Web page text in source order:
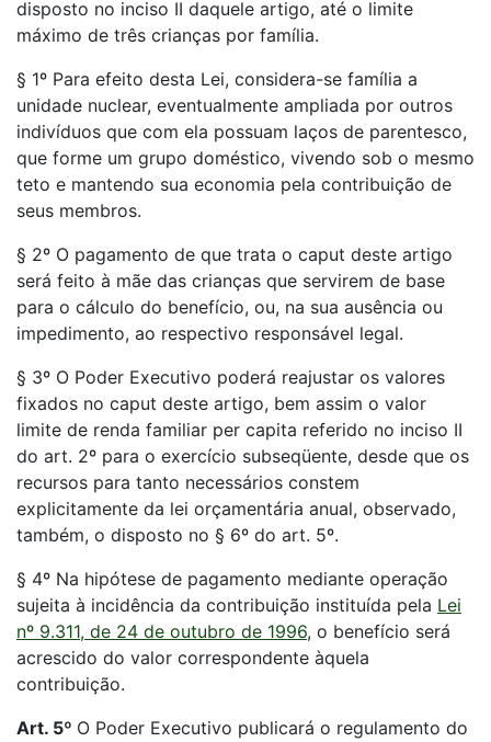
disposto no inciso II daquele artigo, até o limite
máximo de três crianças por família.
§ 1º Para efeito desta Lei, considera-se família a
unidade nuclear, eventualmente ampliada por outros
indivíduos que com ela possuam laços de parentesco,
que forme um grupo doméstico, vivendo sob o mesmo
teto e mantendo sua economia pela contribuição de
seus membros.
§ 2º O pagamento de que trata o caput deste artigo
será feito à mãe das crianças que servirem de base
para o cálculo do benefício, ou, na sua ausência ou
impedimento, ao respectivo responsável legal.
§ 3º O Poder Executivo poderá reajustar os valores
fixados no caput deste artigo, bem assim o valor
limite de renda familiar per capita referido no inciso II
do art. 2º para o exercício subseqüente, desde que os
recursos para tanto necessários constem
explicitamente da lei orçamentária anual, observado,
também, o disposto no § 6º do art. 5º.
§ 4º Na hipótese de pagamento mediante operação
sujeita à incidência da contribuição instituída pela Lei
nº 9.311, de 24 de outubro de 1996, o benefício será
acrescido do valor correspondente àquela
contribuição.
Art. 5º O Poder Executivo publicará o regulamento do